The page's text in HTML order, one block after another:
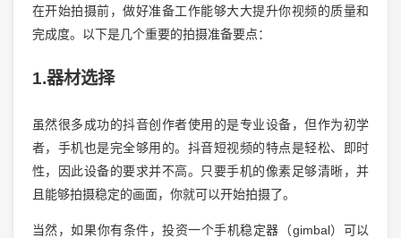
在开始拍摄前，做好准备工作能够大大提升你视频的质量和
完成度。以下是几个重要的拍摄准备要点：
1.器材选择
虽然很多成功的抖音创作者使用的是专业设备，但作为初学
者，手机也是完全够用的。抖音短视频的特点是轻松、即时
性，因此设备的要求并不高。只要手机的像素足够清晰，并
且能够拍摄稳定的画面，你就可以开始拍摄了。
当然，如果你有条件，投资一个手机稳定器（gimbal）可以